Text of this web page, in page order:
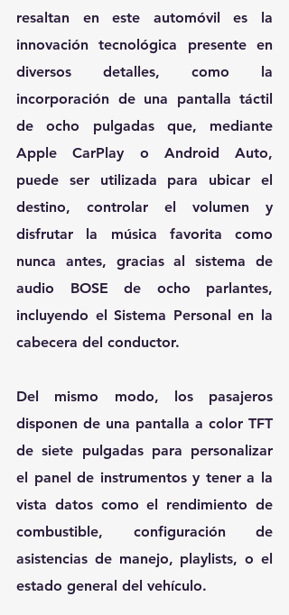
resaltan en este automóvil es la
innovación tecnológica presente en
diversos detalles, como la
incorporación de una pantalla táctil
de ocho pulgadas que, mediante
Apple CarPlay o Android Auto,
puede ser utilizada para ubicar el
destino, controlar el volumen y
disfrutar la música favorita como
nunca antes, gracias al sistema de
audio BOSE de ocho parlantes,
incluyendo el Sistema Personal en la
cabecera del conductor.
Del mismo modo, los pasajeros
disponen de una pantalla a color TFT
de siete pulgadas para personalizar
el panel de instrumentos y tener a la
vista datos como el rendimiento de
combustible, configuración de
asistencias de manejo, playlists, o el
estado general del vehículo.